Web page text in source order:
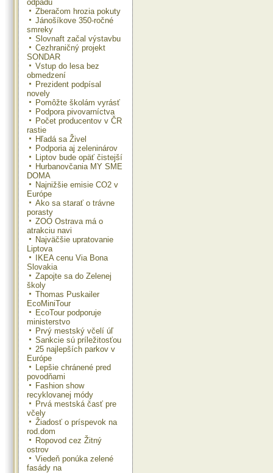
odpadu
Zberačom hrozia pokuty
Jánošíkove 350-ročné
smreky
Slovnaft začal výstavbu
Cezhraničný projekt
SONDAR
Vstup do lesa bez
obmedzení
Prezident podpísal
novely
Pomôžte školám vyrásť
Podpora pivovarníctva
Počet producentov v ČR
rastie
Hľadá sa Živel
Podporia aj zeleninárov
Liptov bude opäť čistejší
Hurbanovčania MY SME
DOMA
Najnižšie emisie CO2 v
Európe
Ako sa starať o trávne
porasty
ZOO Ostrava má o
atrakciu navi
Najväčšie upratovanie
Liptova
IKEA cenu Via Bona
Slovakia
Zapojte sa do Zelenej
školy
Thomas Puskailer
EcoMiniTour
EcoTour podporuje
ministerstvo
Prvý mestský včelí úľ
Sankcie sú príležitosťou
25 najlepších parkov v
Európe
Lepšie chránené pred
povodňami
Fashion show
recyklovanej módy
Prvá mestská časť pre
včely
Žiadosť o príspevok na
rod.dom
Ropovod cez Žitný
ostrov
Viedeň ponúka zelené
fasády na